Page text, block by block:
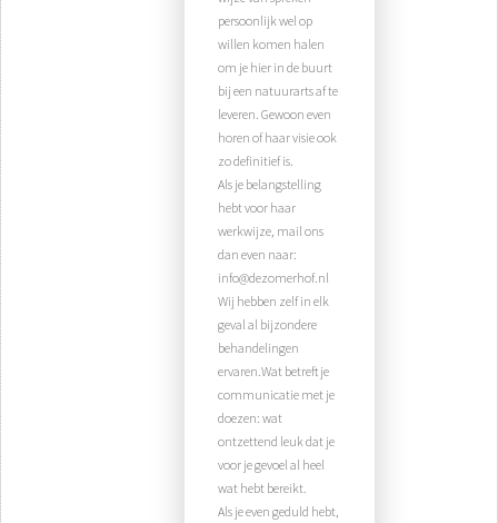
persoonlijk wel op
willen komen halen
om je hier in de buurt
bij een natuurarts af te
leveren. Gewoon even
horen of haar visie ook
zo definitief is.
Als je belangstelling
hebt voor haar
werkwijze, mail ons
dan even naar:
info@dezomerhof.nl
Wij hebben zelf in elk
geval al bijzondere
behandelingen
ervaren.Wat betreft je
communicatie met je
doezen: wat
ontzettend leuk dat je
voor je gevoel al heel
wat hebt bereikt.
Als je even geduld hebt,